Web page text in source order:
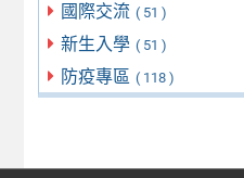
國際交流 ( 51 )
新生入學 ( 51 )
防疫專區 ( 118 )